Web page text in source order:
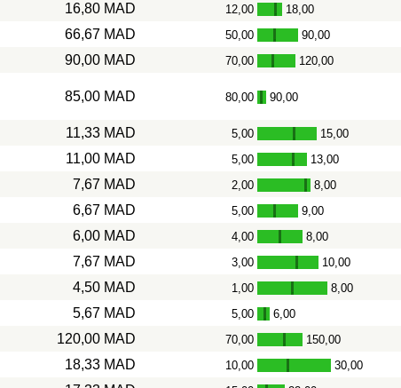
16,80 MAD 12,00 - 18,00
66,67 MAD 50,00 - 90,00
90,00 MAD 70,00 - 120,00
85,00 MAD 80,00 - 90,00
11,33 MAD 5,00 - 15,00
11,00 MAD 5,00 - 13,00
7,67 MAD 2,00 - 8,00
6,67 MAD 5,00 - 9,00
6,00 MAD 4,00 - 8,00
7,67 MAD 3,00 - 10,00
4,50 MAD 1,00 - 8,00
5,67 MAD 5,00 - 6,00
120,00 MAD 70,00 - 150,00
18,33 MAD 10,00 - 30,00